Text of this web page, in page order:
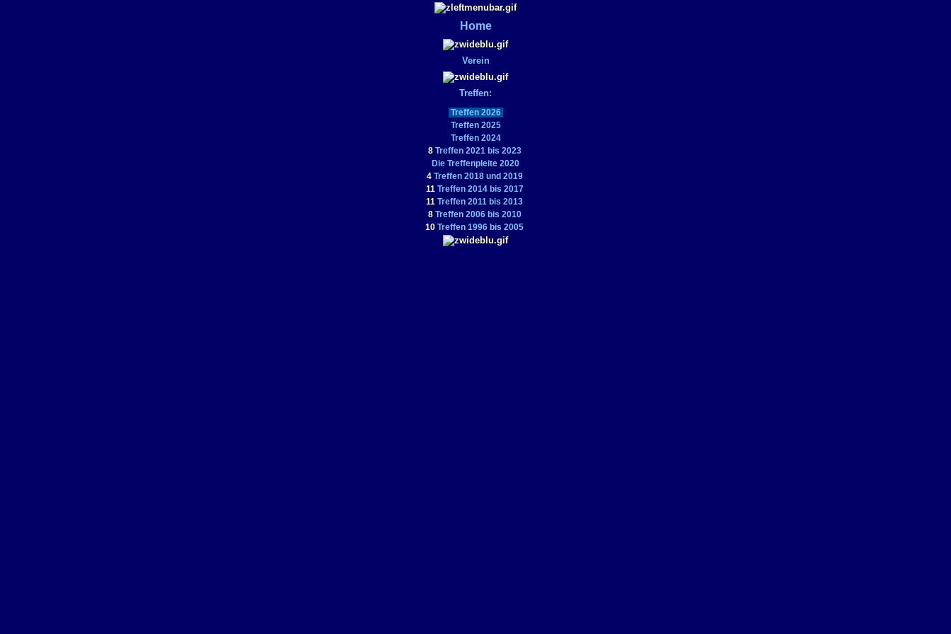
Home
Verein
Treffen:
Treffen 2026
Treffen 2025
Treffen 2024
8 Treffen 2021 bis 2023
Die Treffenpleite 2020
4 Treffen 2018 und 2019
11 Treffen 2014 bis 2017
11 Treffen 2011 bis 2013
8 Treffen 2006 bis 2010
10 Treffen 1996 bis 2005